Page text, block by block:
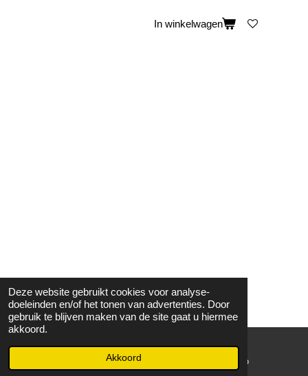
Deze website gebruikt cookies voor analyse-
doeleinden en/of het tonen van advertenties. Door
gebruik te blijven maken van de site gaat u hiermee
akkoord.
Akkoord
In winkelwagen
WhatsApp